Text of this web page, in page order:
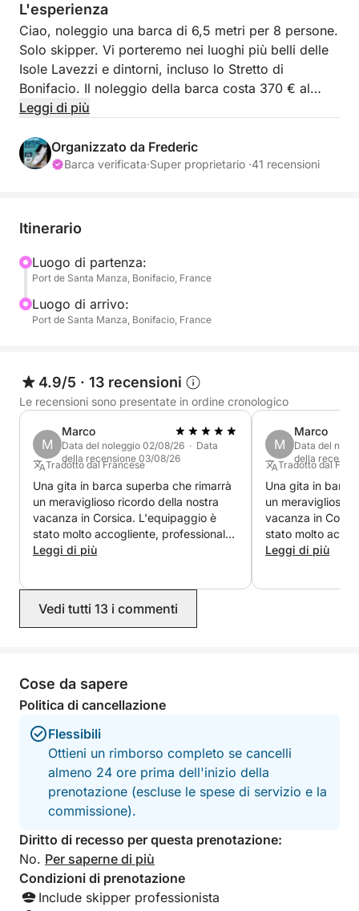
L'esperienza
Ciao, noleggio una barca di 6,5 metri per 8 persone.
Solo skipper. Vi porteremo nei luoghi più belli delle
Isole Lavezzi e dintorni, incluso lo Stretto di
Bonifacio. Il noleggio della barca costa 370 € al
giorno, più 180 € per lo skipper in loco. Il carburante
La barca è molto confortevole, con prendisole,
Leggi di più
Organizzato da Frederic
Barca verificata·Super proprietario ·41 recensioni
Itinerario
Luogo di partenza:
Port de Santa Manza, Bonifacio, France
Luogo di arrivo:
Port de Santa Manza, Bonifacio, France
4.9/5 · 13 recensioni
Le recensioni sono presentate in ordine cronologico
M
Marco
Data del noleggio 02/08/26 · Data
della recensione 03/08/26
Tradotto dal Francese
Una gita in barca superba che rimarrà
un meraviglioso ricordo della nostra
vacanza in Corsica. L'equipaggio è
stato molto accogliente, professionale
e appassionato, condividendo molte
modo impeccabile, in un'atmosfera
amichevole e rilassata. La consiglio al
Un'esperienza indimenticabile. Souad,
Marco e i loro figli.
Leggi di più
M
Marco
Data del
della
Tradotto dal
Una gita in
un meraviglioso
vacanza in
stato molto
e appassionato,
Leggi di più
Vedi tutti 13 i commenti
Cose da sapere
Politica di cancellazione
Flessibili
Ottieni un rimborso completo se cancelli
almeno 24 ore prima dell'inizio della
prenotazione (escluse le spese di servizio e la
commissione).
Diritto di recesso per questa prenotazione:
No. Per saperne di più
Condizioni di prenotazione
Include skipper professionista